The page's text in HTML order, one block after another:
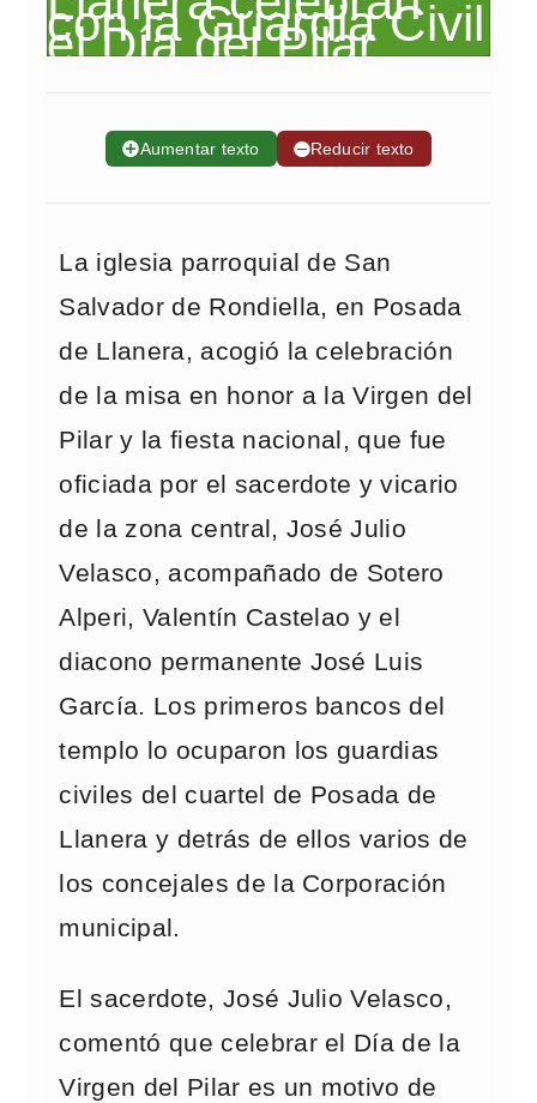
➕Aumentar texto ➖Reducir texto
La iglesia parroquial de San
Salvador de Rondiella, en Posada
de Llanera, acogió la celebración
de la misa en honor a la Virgen del
Pilar y la fiesta nacional, que fue
oficiada por el sacerdote y vicario
de la zona central, José Julio
Velasco, acompañado de Sotero
Alperi, Valentín Castelao y el
diacono permanente José Luis
García. Los primeros bancos del
templo lo ocuparon los guardias
civiles del cuartel de Posada de
Llanera y detrás de ellos varios de
los concejales de la Corporación
municipal.
El sacerdote, José Julio Velasco,
comentó que celebrar el Día de la
Virgen del Pilar es un motivo de